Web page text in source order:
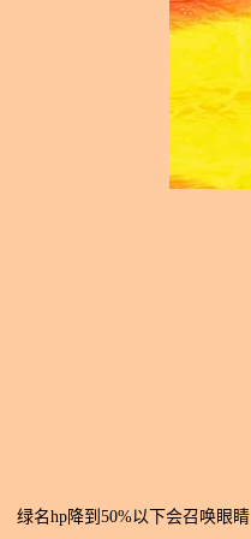
hp降到50%以下会召唤眼睛